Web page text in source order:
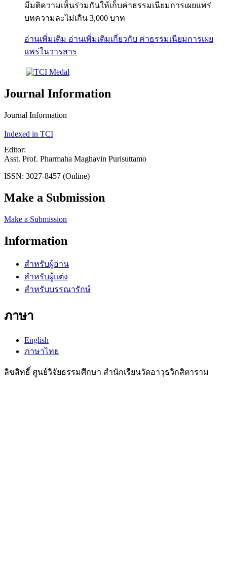
มีมติความเห็นร่วมกันให้เก็บค่าธรรมเนียมการเผยแพร่
บทความละไม่เกิน 3,000 บาท
อ่านเพิ่มเติม อ่านเพิ่มเติมเกี่ยวกับ ค่าธรรมเนียมการเผย
แพร่ในวารสาร
Journal Information
Journal Information
Indexed in TCI
Editor:
Asst. Prof. Pharmaha Maghavin Purisuttamo
ISSN: 3027-8457 (Online)
Make a Submission
Make a Submission
Information
สำหรับผู้อ่าน
สำหรับผู้แต่ง
สำหรับบรรณารักษ์
ภาษา
English
ภาษาไทย
ลิขสิทธิ์ ศูนย์วิจัยธรรมศึกษา สำนักเรียนวัดอาวุธวิกสิตาราม